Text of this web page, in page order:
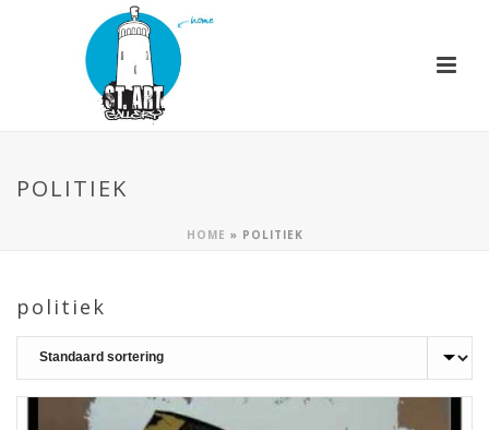
POLITIEK
HOME » POLITIEK
politiek